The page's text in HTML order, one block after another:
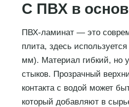
С ПВХ в
ПВХ-ламинат — это
плита, здесь
мм). Материал гибкий, но
стыков. Прозрачный
контакта с водой может
который добавляют в